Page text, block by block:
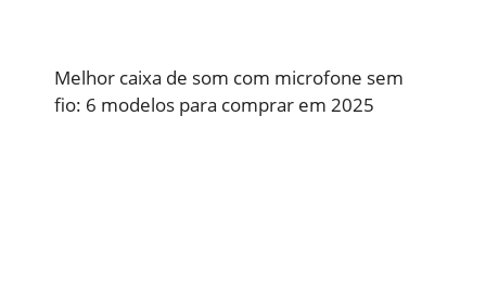
Melhor caixa de som com microfone sem
fio: 6 modelos para comprar em 2025